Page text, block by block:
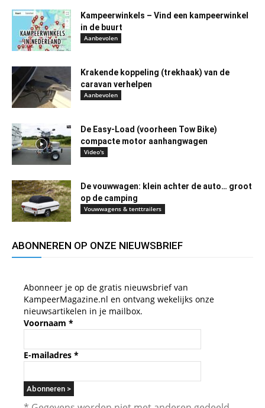
Kampeerwinkels – Vind een kampeerwinkel
in de buurt
Aanbevolen
Krakende koppeling (trekhaak) van de
caravan verhelpen
Aanbevolen
De Easy-Load (voorheen Tow Bike)
compacte motor aanhangwagen
Video's
De vouwwagen: klein achter de auto… groot
op de camping
Vouwwagens & tenttrailers
ABONNEREN OP ONZE NIEUWSBRIEF
Abonneer je op de gratis nieuwsbrief van
KampeerMagazine.nl en ontvang wekelijks onze
nieuwsartikelen in je mailbox.
Voornaam *
E-mailadres *